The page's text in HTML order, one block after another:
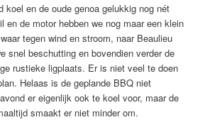
koel en de oude genoa gelukkig nog nét
en de motor hebben we nog maar een klein
tegen wind en stroom, naar Beaulieu
snel beschutting en bovendien verder de
rustieke ligplaats. Er is niet veel te doen
Helaas is de geplande BBQ niet
er eigenlijk ook te koel voor, maar de
smaakt er niet minder om.